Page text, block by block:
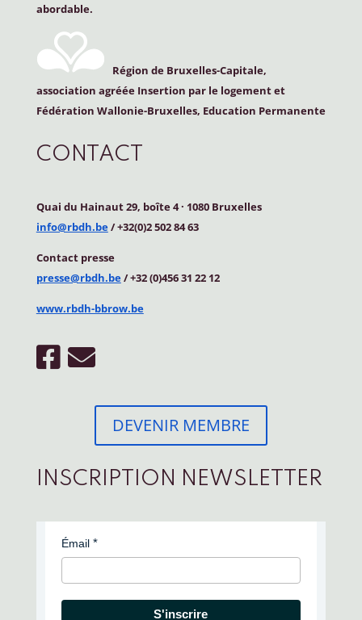
abordable.
Région de Bruxelles-Capitale,
association agréée Insertion par le logement et
Fédération Wallonie-Bruxelles, Education Permanente
CONTACT
Quai du Hainaut 29, boîte 4· 1080 Bruxelles
info@rbdh.be/ +32(0)2 502 84 63
Contact presse
presse@rbdh.be/ +32 (0)456 31 22 12
www.rbdh-bbrow.be
DEVENIR MEMBRE
INSCRIPTION NEWSLETTER
Émail
S'inscrire